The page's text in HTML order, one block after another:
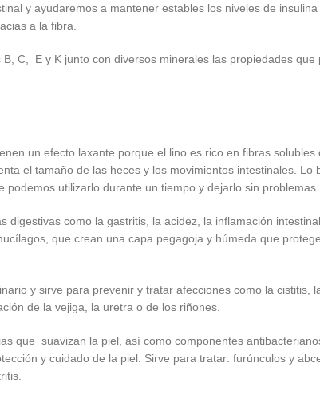
y ayudaremos a mantener estables los niveles de
a la fibra.
C, E y K junto con diversos minerales las propiedades que
un efecto laxante porque el lino es rico en fibras solubles
el tamaño de las heces y los movimientos intestinales. Lo
utilizarlo durante un tiempo y dejarlo sin problemas.
digestivas como la gastritis, la acidez, la inflamación
que crean una capa pegagoja y húmeda que
y sirve para prevenir y tratar afecciones como la cistitis,
de la vejiga, la uretra o de los riñones.
que suavizan la piel, así como componentes
y cuidado de la piel. Sirve para tratar: furúnculos y